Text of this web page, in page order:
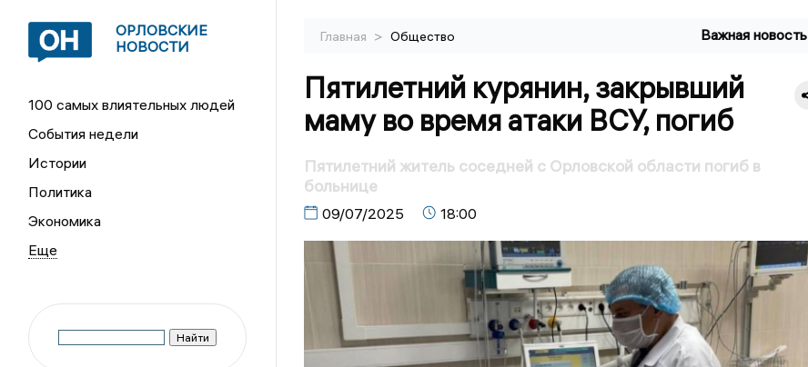
ОРЛОВСКИЕ
НОВОСТИ
100 самых влиятельных людей
События недели
Истории
Политика
Экономика
Главная > Общество Важная новость
Пятилетний курянин, закрывший
маму во время атаки ВСУ, погиб
Пятилетний житель соседней с Орловской области погиб в
больнице
09/07/2025 18:00